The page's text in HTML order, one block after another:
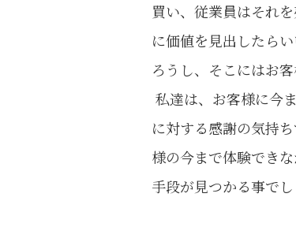
買い、従業員はそれ
に価値を見出したら
ろうし、そこにはお
私達は、お客様に今
に対する感謝の気持
様の今まで体験でき
手段が見つかる事で